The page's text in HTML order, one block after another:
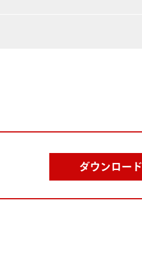
ダウンロード